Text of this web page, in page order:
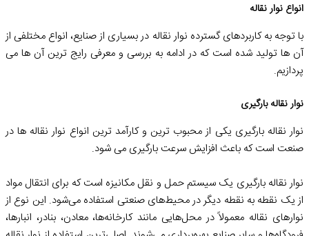
انواع نوار نقاله
با توجه به کاربردهای گسترده نوار نقاله در بسیاری از صنایع، انواع مختلفی از
آن ها تولید شده است که در ادامه به بررسی و معرفی رایج ترین آن ها می
پردازیم.
نوار نقاله بارگیری
نوار نقاله بارگیری یکی از محبوب ترین و کارآمد ترین انواع نوار نقاله ها در
صنعت است که باعث افزایش سرعت بارگیری می شود.
نوار نقاله بارگیری یک سیستم حمل و نقل مکانیزه است که برای انتقال مواد
از یک نقطه به نقطه دیگر در محیط‌های صنعتی استفاده می‌شود. این نوع از
نوارهای نقاله معمولاً در محل‌هایی مانند کارخانه‌ها، معادن، بنادر، انبارها،